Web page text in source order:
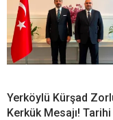
Yerköylü Kürşad
Kerkük Mesajı!